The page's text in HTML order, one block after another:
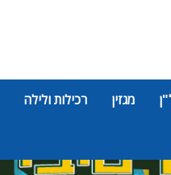
מגזין רכילות ולילה